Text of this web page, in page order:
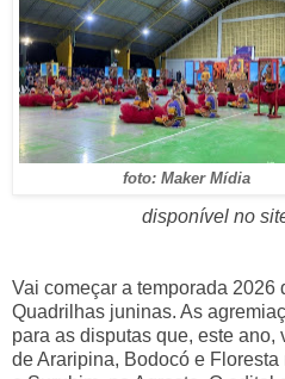
foto: Maker Mídia
disponível no
Vai começar a temporada
Quadrilhas juninas. As
para as disputas que, este
de Araripina, Bodocó e